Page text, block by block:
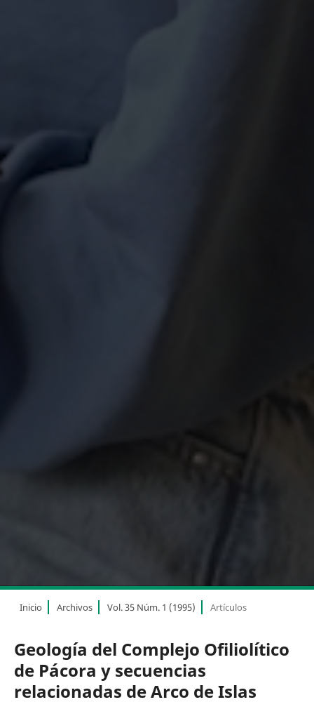
Inicio Archivos Vol. 35 Núm. 1 (1995) Artículos
Geología del Complejo Ofiliolítico
de Pácora y secuencias
relacionadas de Arco de Islas